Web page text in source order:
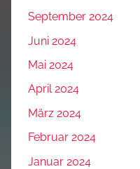
September 2024
Juni 2024
Mai 2024
April 2024
März 2024
Februar 2024
Januar 2024